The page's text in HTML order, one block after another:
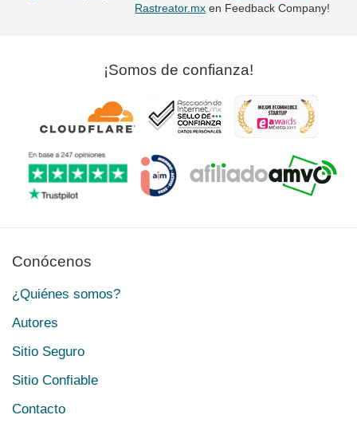
Rastreator.mx en Feedback Company!
¡Somos de confianza!
Conócenos
¿Quiénes somos?
Autores
Sitio Seguro
Sitio Confiable
Contacto